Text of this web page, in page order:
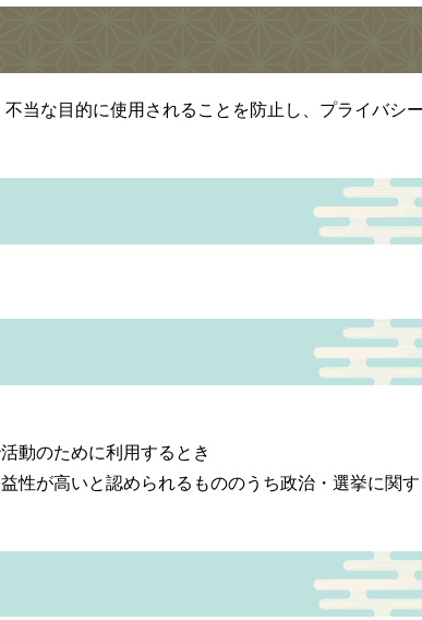
当な目的に使用されることを防止し、プライバシ
動のために利用するとき
性が高いと認められるもののうち政治・選挙に関す